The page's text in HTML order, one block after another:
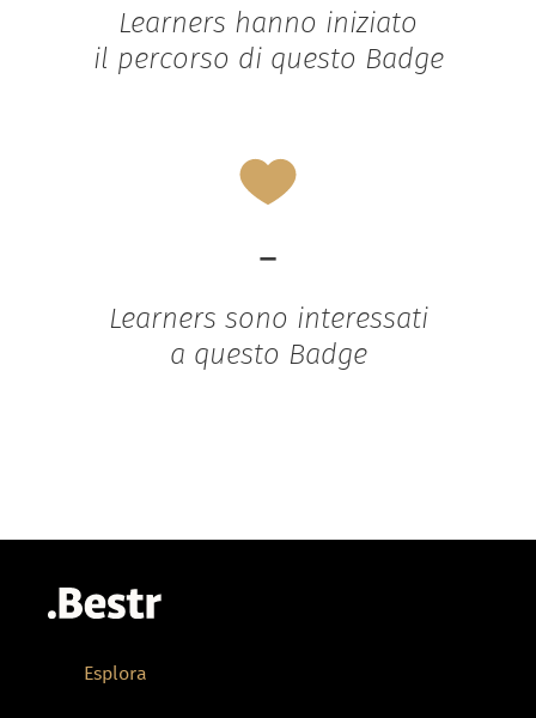
Learners hanno iniziato
il percorso di questo Badge
-
Learners sono interessati
a questo Badge
Esplora